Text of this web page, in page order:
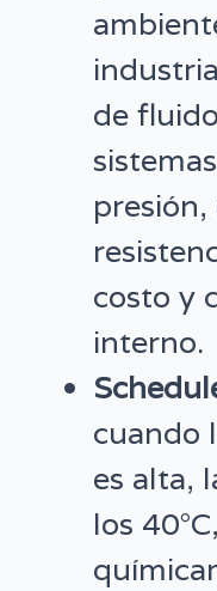
de
costo y
interno.
cuando
es alta,
los